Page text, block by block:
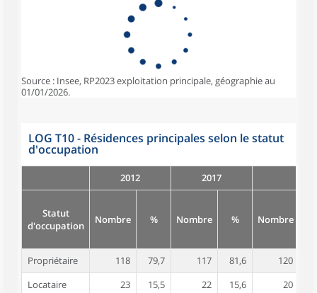
Source : Insee, RP2023 exploitation principale, géographie au
01/01/2026.
LOG T10 - Résidences principales selon le statut
d'occupation
2012 2017
Statut
d'occupation
Nombre % Nombre % Nombre
Propriétaire 118 79,7 117 81,6 120
Locataire
23 15,5 22 15,6 20